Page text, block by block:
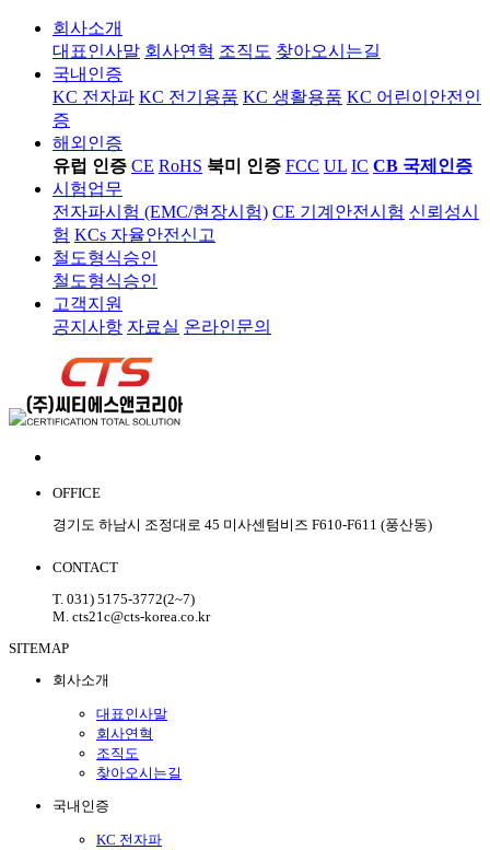
회사소개
대표인사말 회사연혁 조직도 찾아오시는길
국내인증
KC 전자파 KC 전기용품 KC 생활용품 KC 어린이안전인
증
해외인증
유럽 인증 CE RoHS 북미 인증 FCC UL IC CB 국제인증
시험업무
전자파시험 (EMC/현장시험) CE 기계안전시험 신뢰성시
험 KCs 자율안전신고
철도형식승인
철도형식승인
고객지원
공지사항 자료실 온라인문의
OFFICE
경기도 하남시 조정대로 45 미사센텀비즈 F610-F611 (풍산동)
CONTACT
T. 031) 5175-3772(2~7)
M. cts21c@cts-korea.co.kr
SITEMAP
회사소개
대표인사말
회사연혁
조직도
찾아오시는길
국내인증
KC 전자파